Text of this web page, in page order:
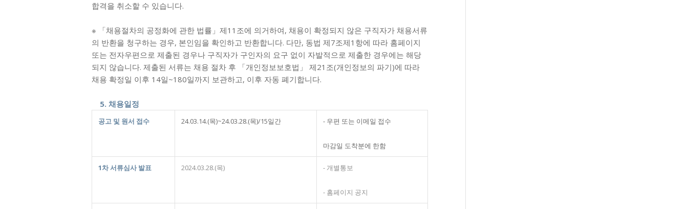
합격을 취소할 수 있습니다.
※ 「채용절차의 공정화에 관한 법률」제11조에 의거하여, 채용이 확정되지 않은 구직자가 채용서류
의 반환을 청구하는 경우, 본인임을 확인하고 반환합니다. 다만, 동법 제7조제1항에 따라 홈페이지
또는 전자우편으로 제출된 경우나 구직자가 구인자의 요구 없이 자발적으로 제출한 경우에는 해당
되지 않습니다. 제출된 서류는 채용 절차 후 「개인정보보호법」 제21조(개인정보의 파기)에 따라
채용 확정일 이후 14일~180일까지 보관하고, 이후 자동 폐기합니다.
5. 채용일정
공고 및 원서 접수 24.03.14.(목)~24.03.28.(목)/15일간 - 우편 또는 이메일 접수
마감일 도착분에 한함
1차 서류심사 발표 2024.03.28.(목) - 개별통보
- 홈페이지 공지